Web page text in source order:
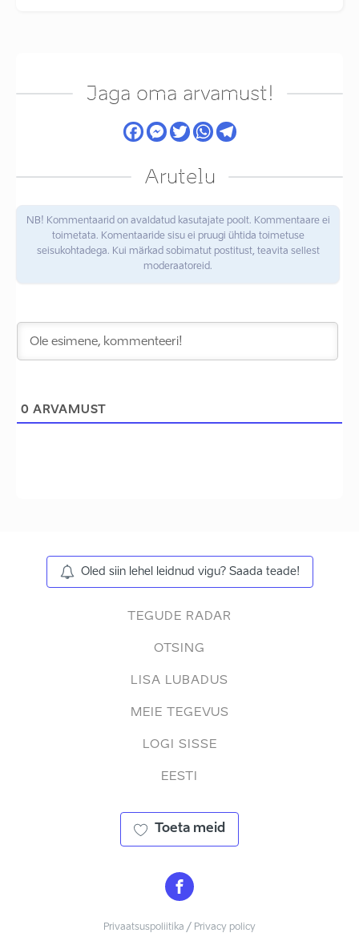
Jaga oma arvamust!
Arutelu
NB! Kommentaarid on avaldatud kasutajate poolt. Kommentaare ei
toimetata. Komentaaride sisu ei pruugi ühtida toimetuse
seisukohtadega. Kui märkad sobimatut postitust, teavita sellest
moderaatoreid.
0 ARVAMUST
Oled siin lehel leidnud vigu? Saada teade!
TEGUDE RADAR
OTSING
LISA LUBADUS
MEIE TEGEVUS
LOGI SISSE
EESTI
Toeta meid
Privaatsuspoliitika / Privacy policy